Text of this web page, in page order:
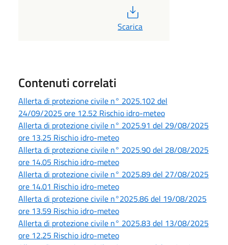
Scarica
Contenuti correlati
Allerta di protezione civile n° 2025.102 del
24/09/2025 ore 12.52 Rischio idro-meteo
Allerta di protezione civile n° 2025.91 del 29/08/2025
ore 13.25 Rischio idro-meteo
Allerta di protezione civile n° 2025.90 del 28/08/2025
ore 14.05 Rischio idro-meteo
Allerta di protezione civile n° 2025.89 del 27/08/2025
ore 14.01 Rischio idro-meteo
Allerta di protezione civile n°2025.86 del 19/08/2025
ore 13.59 Rischio idro-meteo
Allerta di protezione civile n° 2025.83 del 13/08/2025
ore 12.25 Rischio idro-meteo